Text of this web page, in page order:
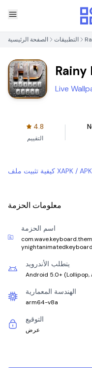
الصفحة الرئيسية التطبيقات
Live
4.8
التقييم
كيفية تثبيت ملف XAPK / APK
معلومات الحزمة
اسم الحزمة
ynightanimatedkeyboard
يتطلب الأندرويد
Android 5.0+ (Lollipop,
الهندسة المعمارية
arm64-v8a
التوقيع
عرض